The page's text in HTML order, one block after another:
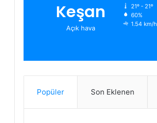
Keşan
Açık hava
21º - 21º
60%
1.54 km/h
Popüler Son Eklenen